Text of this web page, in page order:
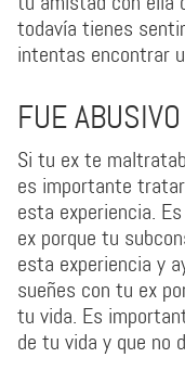
todavía tienes
intentas encontrar
FUE
Si tu ex te
es importante
esta experiencia.
ex porque tu
esta experiencia y
sueñes con tu ex
tu vida. Es
de tu vida y que no